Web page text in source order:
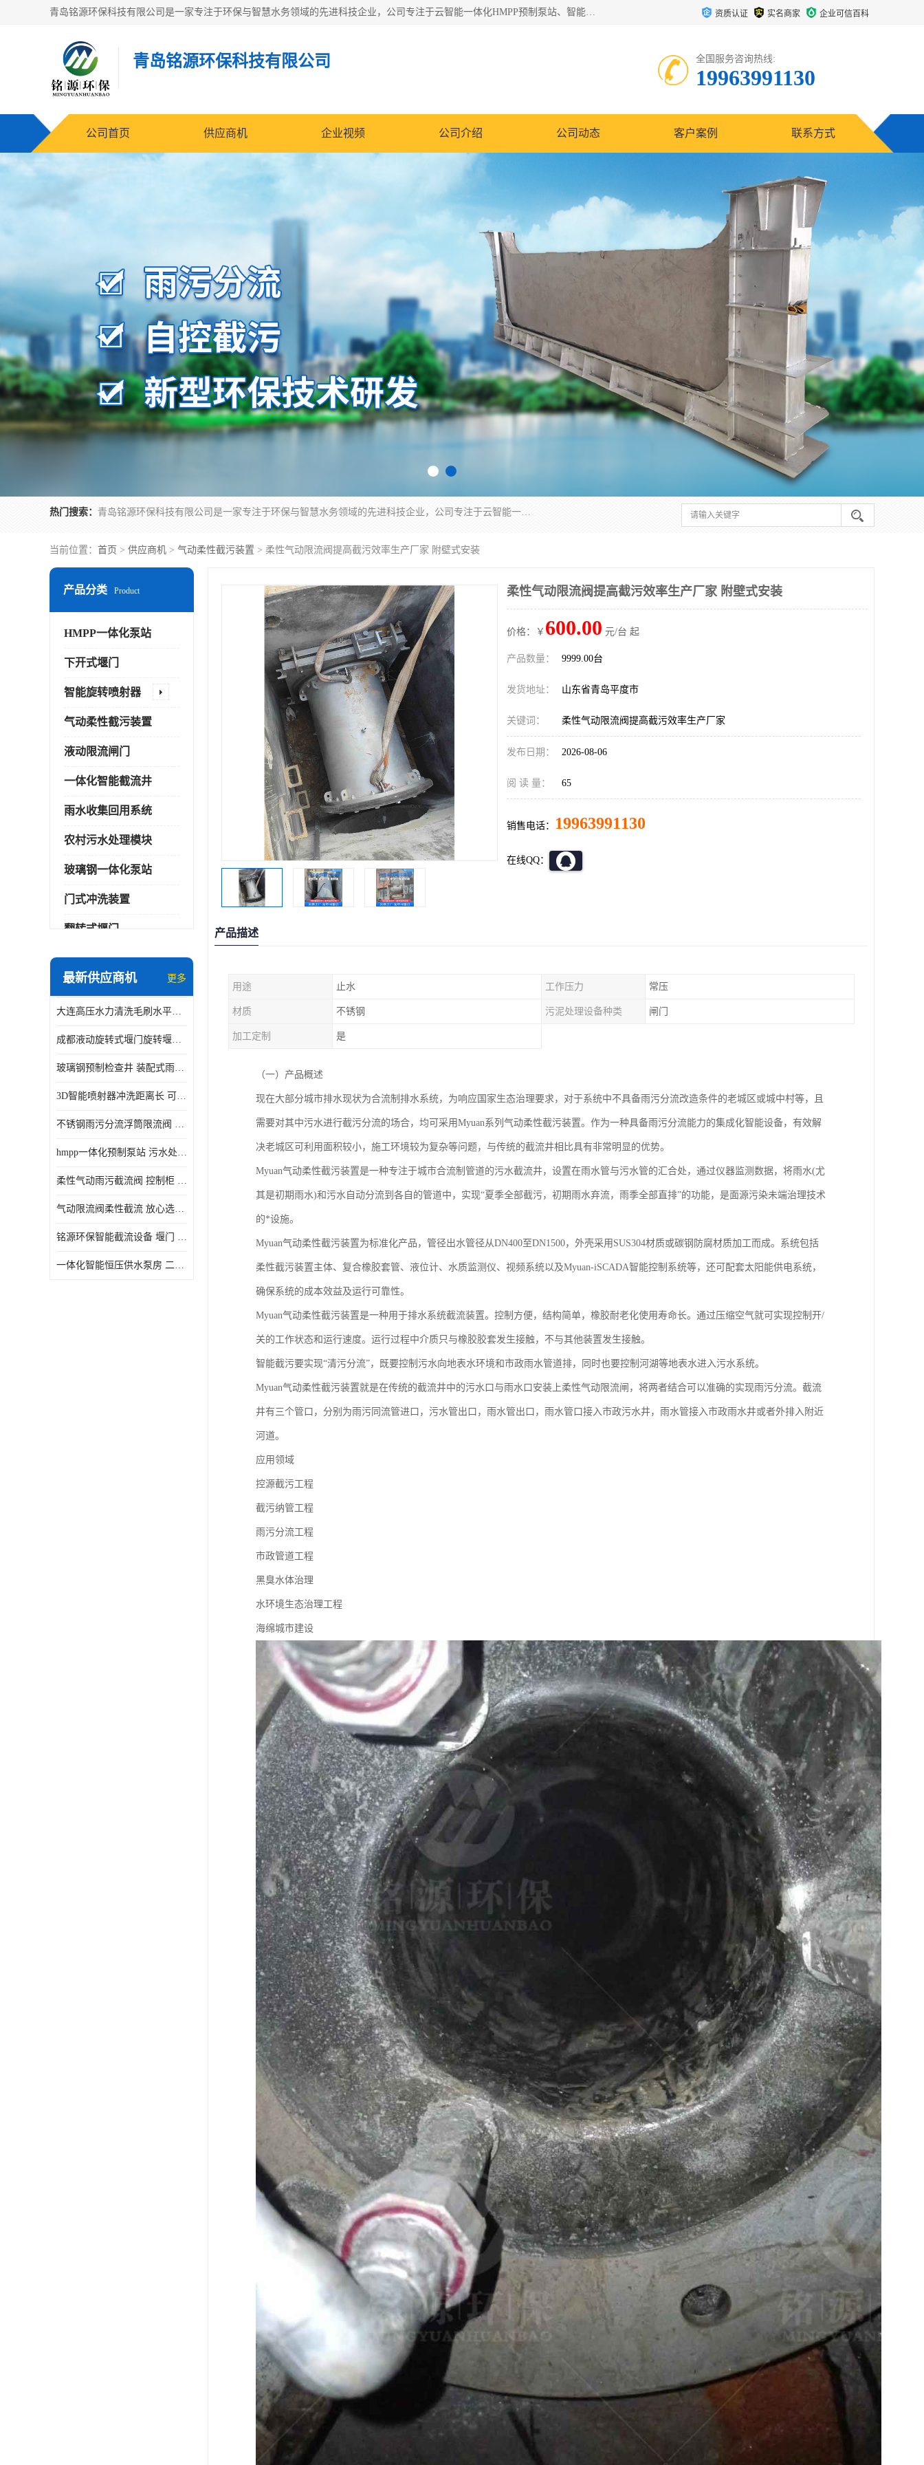
青岛铭源环保科技有限公司是一家专注于环保与智慧水务领域的先进科技企业，公司专注于云智能一体化HMPP预制泵站、智能截流井设备、调蓄池雨洪管理设备、水务循环利用、云智慧水务开发及新型环保技术研发等领域。 资质认证 实名商家 企业可信百科
青岛铭源环保科技有限公司 全国服务咨询热线:
19963991130
公司首页 供应商机 企业视频 公司介绍 公司动态 客户案例 联系方式
热门搜索： 青岛铭源环保科技有限公司是一家专注于环保与智慧水务领域的先进科技企业，公司专注于云智能一体化HMPP预制泵站、智能截流井设备、调蓄池雨洪管理设备、水务循环利用、云智慧水务开发及新型环保技术研发等领域。
当前位置： 首页 > 供应商机 > 气动柔性截污装置 > 柔性气动限流阀提高截污效率生产厂家 附壁式安装
产品分类 Product
HMPP一体化泵站
下开式堰门
智能旋转喷射器
气动柔性截污装置
液动限流闸门
一体化智能截流井
雨水收集回用系统
农村污水处理模块
玻璃钢一体化泵站
门式冲洗装置
翻转式堰门
智能一体化雨水泵站
智能一体化供水泵房
智能一体化净水设备
最新供应商机 更多
大连高压水力清洗毛刷水平自清洁滚刷 水力自动冲洗系统 水力清洗
成都液动旋转式堰门旋转堰门 自动控制 SUS304
玻璃钢预制检查井 装配式雨水污水井 初期弃流井 源头厂家
3D智能喷射器冲洗距离长 可270度旋转 高强度水压远距离喷洗
不锈钢雨污分流浮筒限流阀 DN150-DN1000 品质可信
hmpp一体化预制泵站 污水处理系统 乡镇学校市政排水 厂家供应
柔性气动雨污截流阀 控制柜 远程控制安全性高检修方便
气动限流阀柔性截流 放心选购 控源截污铭源环保
铭源环保智能截流设备 堰门 铸铁调节闸门作用 源头商家 可定制
一体化智能恒压供水泵房 二次加压供水设备户外智慧泵房
柔性气动限流阀提高截污效率生产厂家 附壁式安装
价格：￥ 600.00 元/台 起
产品数量： 9999.00台
发货地址： 山东省青岛平度市
关键词： 柔性气动限流阀提高截污效率生产厂家
发布日期： 2026-08-06
阅 读 量： 65
销售电话： 19963991130
在线QQ：
产品描述
用途 止水 工作压力 常压
材质 不锈钢 污泥处理设备种类 闸门
加工定制 是
（一）产品概述
现在大部分城市排水现状为合流制排水系统，为响应国家生态治理要求，对于系统中不具备雨污分流改造条件的老城区或城中村等，且
需要对其中污水进行截污分流的场合，均可采用Myuan系列气动柔性截污装置。作为一种具备雨污分流能力的集成化智能设备，有效解
决老城区可利用面积较小，施工环境较为复杂等问题，与传统的截流井相比具有非常明显的优势。
Myuan气动柔性截污装置是一种专注于城市合流制管道的污水截流井，设置在雨水管与污水管的汇合处，通过仪器监测数据，将雨水(尤
其是初期雨水)和污水自动分流到各自的管道中，实现“夏季全部截污，初期雨水弃流，雨季全部直排”的功能，是面源污染未端治理技术
的*设施。
Myuan气动柔性截污装置为标准化产品，管径出水管径从DN400至DN1500，外壳采用SUS304材质或碳钢防腐材质加工而成。系统包括
柔性截污装置主体、复合橡胶套管、液位计、水质监测仪、视频系统以及Myuan-iSCADA智能控制系统等，还可配套太阳能供电系统，
确保系统的成本效益及运行可靠性。
Myuan气动柔性截污装置是一种用于排水系统截流装置。控制方便，结构简单，橡胶耐老化使用寿命长。通过压缩空气就可实现控制开/
关的工作状态和运行速度。运行过程中介质只与橡胶胶套发生接触，不与其他装置发生接触。
智能截污要实现“清污分流”，既要控制污水向地表水环境和市政雨水管道排，同时也要控制河湖等地表水进入污水系统。
Myuan气动柔性截污装置就是在传统的截流井中的污水口与雨水口安装上柔性气动限流闸，将两者结合可以准确的实现雨污分流。截流
井有三个管口，分别为雨污同流管进口，污水管出口，雨水管出口，雨水管口接入市政污水井，雨水管接入市政雨水井或者外排入附近
河道。
应用领域
控源截污工程
截污纳管工程
雨污分流工程
市政管道工程
黑臭水体治理
水环境生态治理工程
海绵城市建设